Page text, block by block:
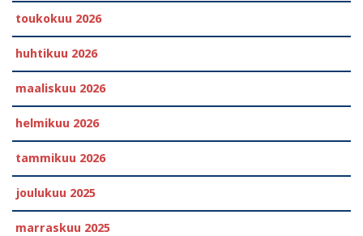
toukokuu 2026
huhtikuu 2026
maaliskuu 2026
helmikuu 2026
tammikuu 2026
joulukuu 2025
marraskuu 2025